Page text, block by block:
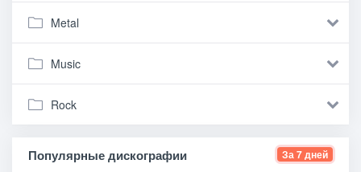
Metal
Music
Rock
Популярные дискографии За 7 дней